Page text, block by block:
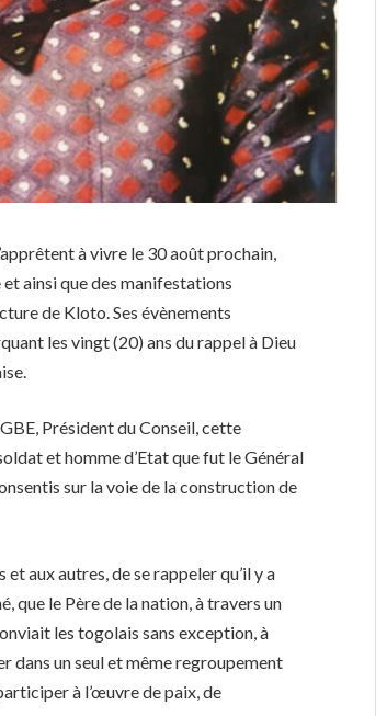
à vivre le 30 août prochain,
et ainsi que des manifestations
de Kloto. Ses évènements
les vingt (20) ans du rappel à Dieu
Président du Conseil, cette
et homme d’Etat que fut le Général
sur la voie de la construction de
aux autres, de se rappeler qu’il y a
que le Père de la nation, à travers un
les togolais sans exception, à
dans un seul et même regroupement
à l’œuvre de paix, de